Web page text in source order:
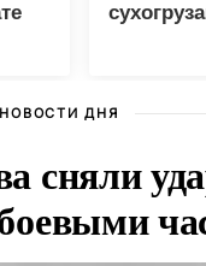
НОВОСТИ ДНЯ
сняли